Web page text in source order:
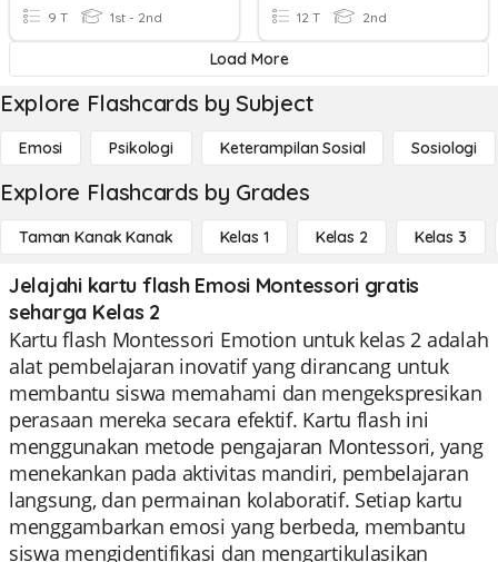
9 T 1st - 2nd 12 T 2nd
Load More
Explore Flashcards by Subject
Emosi Psikologi Keterampilan Sosial Sosiologi
Explore Flashcards by Grades
Taman Kanak Kanak Kelas 1 Kelas 2 Kelas 3
Jelajahi kartu flash Emosi Montessori gratis
seharga Kelas 2
Kartu flash Montessori Emotion untuk kelas 2 adalah
alat pembelajaran inovatif yang dirancang untuk
membantu siswa memahami dan mengekspresikan
perasaan mereka secara efektif. Kartu flash ini
menggunakan metode pengajaran Montessori, yang
menekankan pada aktivitas mandiri, pembelajaran
langsung, dan permainan kolaboratif. Setiap kartu
menggambarkan emosi yang berbeda, membantu
siswa mengidentifikasi dan mengartikulasikan